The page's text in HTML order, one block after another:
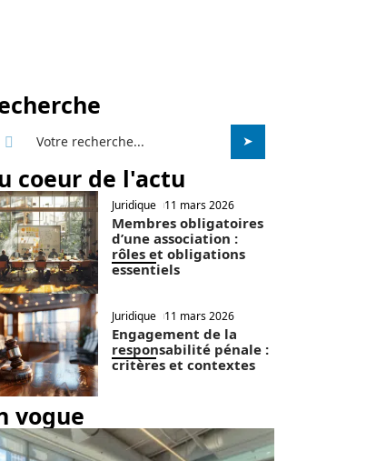
coeur de l'actu
Juridique 11 mars 2026
Membres obligatoires
d’une association :
rôles et obligations
essentiels
Juridique 11 mars 2026
Engagement de la
responsabilité pénale :
critères et contextes
vogue